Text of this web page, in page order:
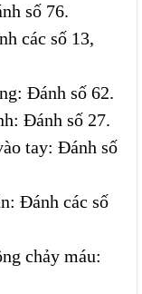
số 76.
các số 13,
Đánh số 62.
Đánh số 27.
tay: Đánh số
Đánh các số
chảy máu: